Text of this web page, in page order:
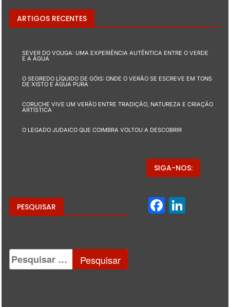
ARTIGOS RECENTES
SEVER DO VOUGA: UMA EXPERIÊNCIA AUTÊNTICA ENTRE O VERDE
E A ÁGUA
O SEGREDO LÍQUIDO DE GÓIS: ONDE O VERÃO SE ESCREVE EM TONS
DE XISTO E ÁGUA PURA
CORUCHE VIVE UM VERÃO ENTRE TRADIÇÃO, NATUREZA E CRIAÇÃO
ARTÍSTICA
O LEGADO JUDAICO QUE COIMBRA VOLTOU A DESCOBRIR
PESQUISAR
SIGA-NOS: